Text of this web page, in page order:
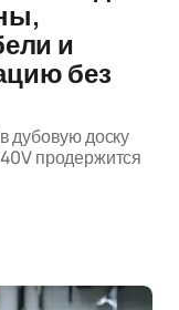
и
без
дубовую доску
продержится